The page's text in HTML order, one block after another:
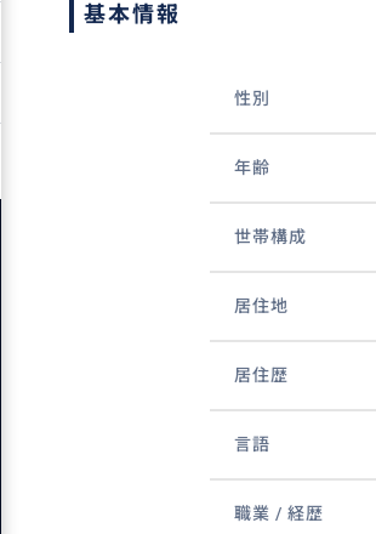
基本情報
性別
年齢
世帯構成
居住地
居住歴
言語
職業 / 経歴